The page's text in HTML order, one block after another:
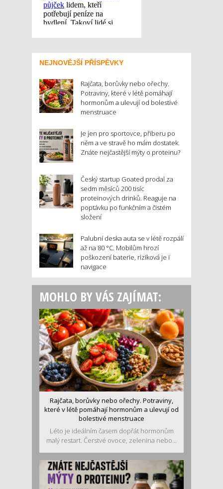
NEJNOVĚJŠÍ PŘÍSPĚVKY
Rajčata, borůvky nebo ořechy.
Potraviny, které v létě pomáhají
hormonům a ulevují od bolestivé
menstruace
Je jen pro sportovce, přiberu po
něm a ve stravě ho mám dostatek.
Znáte nejčastější mýty o proteinu?
Český startup Goated prodal za
sedm měsíců 200 tisíc
proteinových drinků. Reaguje na
poptávku po funkčním a čistém
složení
Palubní deska auta se v létě rozpálí
až na 80 °C. Mobilům hrozí
poškození baterie, riziková je i
navigace
MOHLO BY VÁS ZAJÍMAT:
Rajčata, borůvky nebo ořechy. Potraviny,
které v létě pomáhají hormonům a ulevují od
bolestivé menstruace
Léto je ideálním časem dopřát hormonům
malý restart. Čerstvé ovoce, zelenina nebo...